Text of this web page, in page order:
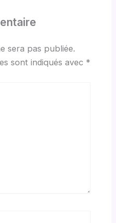
sera pas publiée.
sont indiqués avec *